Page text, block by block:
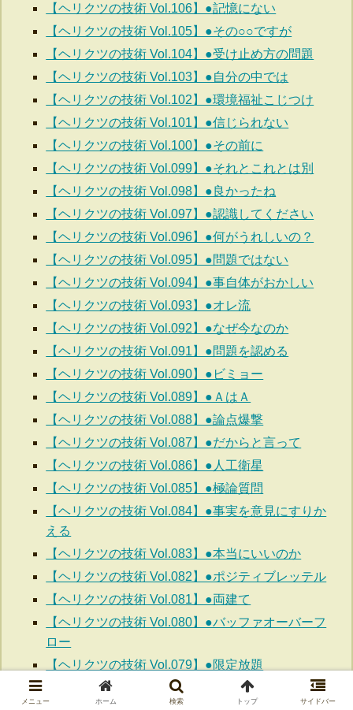
【ヘリクツの技術 Vol.106】●記憶にない
【ヘリクツの技術 Vol.105】●その○○ですが
【ヘリクツの技術 Vol.104】●受け止め方の問題
【ヘリクツの技術 Vol.103】●自分の中では
【ヘリクツの技術 Vol.102】●環境福祉こじつけ
【ヘリクツの技術 Vol.101】●信じられない
【ヘリクツの技術 Vol.100】●その前に
【ヘリクツの技術 Vol.099】●それとこれとは別
【ヘリクツの技術 Vol.098】●良かったね
【ヘリクツの技術 Vol.097】●認識してください
【ヘリクツの技術 Vol.096】●何がうれしいの？
【ヘリクツの技術 Vol.095】●問題ではない
【ヘリクツの技術 Vol.094】●事自体がおかしい
【ヘリクツの技術 Vol.093】●オレ流
【ヘリクツの技術 Vol.092】●なぜ今なのか
【ヘリクツの技術 Vol.091】●問題を認める
【ヘリクツの技術 Vol.090】●ビミョー
【ヘリクツの技術 Vol.089】●ＡはＡ
【ヘリクツの技術 Vol.088】●論点爆撃
【ヘリクツの技術 Vol.087】●だからと言って
【ヘリクツの技術 Vol.086】●人工衛星
【ヘリクツの技術 Vol.085】●極論質問
【ヘリクツの技術 Vol.084】●事実を意見にすりか
える
【ヘリクツの技術 Vol.083】●本当にいいのか
【ヘリクツの技術 Vol.082】●ポジティブレッテル
【ヘリクツの技術 Vol.081】●両建て
【ヘリクツの技術 Vol.080】●バッファオーバーフ
ロー
【ヘリクツの技術 Vol.079】●限定放題
【ヘリクツの技術 Vol.078】●相手国を戦場に
メニュー ホーム 検索 トップ サイドバー